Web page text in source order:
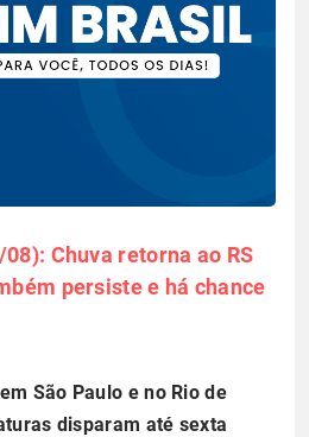
Chuva retorna ao RS
persiste e há chance
São Paulo e no Rio de
disparam até sexta